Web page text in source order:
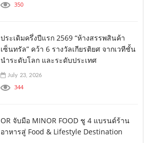
350
ประเดิมครึ่งปีแรก 2569 “ห้างสรรพสินค้า
เซ็นทรัล” คว้า 6 รางวัลเกียรติยศ จากเวทีชั้น
นำระดับโลก และระดับประเทศ
July 23, 2026
344
OR จับมือ MINOR FOOD ชู 4 แบรนด์ร้าน
อาหารสู่ Food & Lifestyle Destination